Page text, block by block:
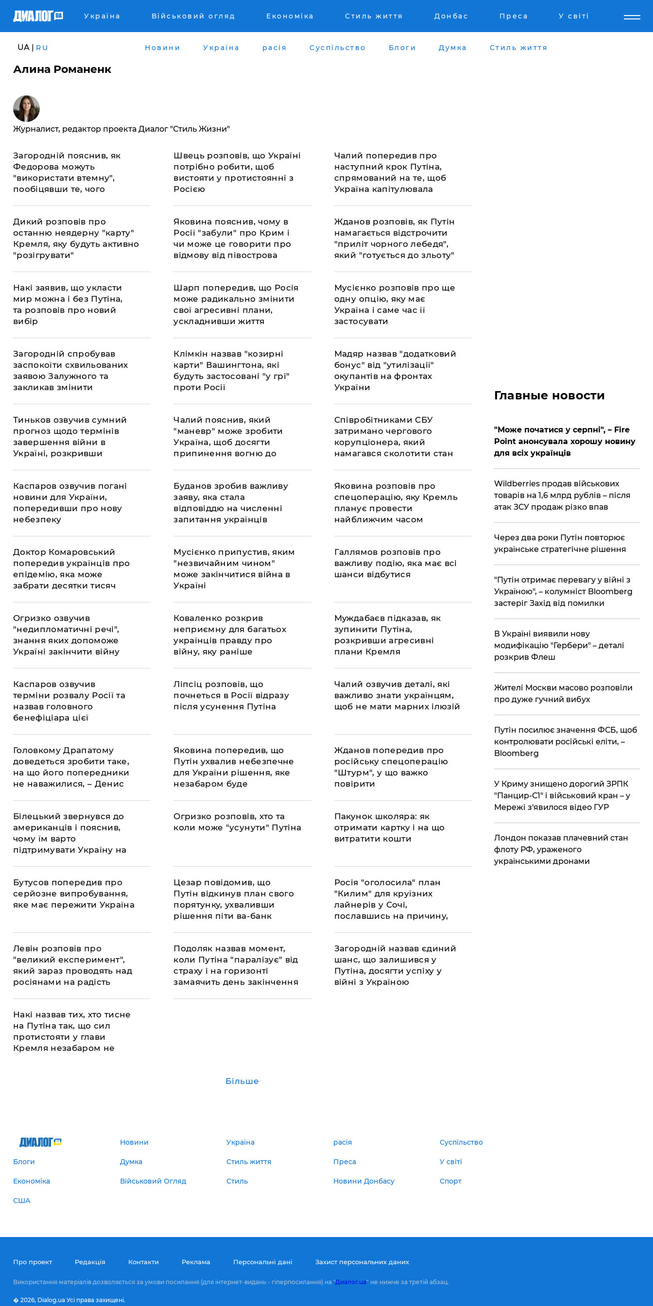
Україна Військовий огляд Економіка Стиль життя Донбас Преса У світі
UA | RU Новини Україна расія Суспільство Блоги Думка Стиль життя
Алина Романенк
Журналист, редактор проекта Диалог "Стиль Жизни"
Загородній пояснив, як
Федорова можуть
"використати втемну",
пообіцявши те, чого
Швець розповів, що Україні
потрібно робити, щоб
вистояти у протистоянні з
Росією
​Чалий попередив про
наступний крок Путіна,
спрямований на те, щоб
Україна капітулювала
​Дикий розповів про
останню неядерну "карту"
Кремля, яку будуть активно
"розігрувати"
​Яковина пояснив, чому в
Росії "забули" про Крим і
чи може це говорити про
відмову від півострова
Жданов розповів, як Путін
намагається відстрочити
"приліт чорного лебедя",
який "готується до зльоту"
Накі заявив, що укласти
мир можна і без Путіна,
та розповів про новий
вибір
​Шарп попередив, що Росія
може радикально змінити
свої агресивні плани,
ускладнивши життя
​Мусієнко розповів про ще
одну опцію, яку має
Україна і саме час її
застосувати
​Загородній спробував
заспокоїти схвильованих
заявою Залужного та
закликав змінити
​Клімкін назвав "козирні
карти" Вашингтона, які
будуть застосовані "у грі"
проти Росії
Мадяр назвав "додатковий
бонус" від "утилізації"
окупантів на фронтах
України
​Тиньков озвучив сумний
прогноз щодо термінів
завершення війни в
Україні, розкривши
​Чалий пояснив, який
"маневр" може зробити
Україна, щоб досягти
припинення вогню до
​Співробітниками СБУ
затримано чергового
корупціонера, який
намагався сколотити стан
Каспаров озвучив погані
новини для України,
попередивши про нову
небезпеку
​Буданов зробив важливу
заяву, яка стала
відповіддю на численні
запитання українців
​Яковина розповів про
спецоперацію, яку Кремль
планує провести
найближчим часом
Доктор Комаровський
попередив українців про
епідемію, яка може
забрати десятки тисяч
Мусієнко припустив, яким
"незвичайним чином"
може закінчитися війна в
Україні
Галлямов розповів про
важливу подію, яка має всі
шанси відбутися
​Огризко озвучив
"недипломатичні речі",
знання яких допоможе
Україні закінчити війну
Коваленко розкрив
неприємну для багатьох
українців правду про
війну, яку раніше
Муждабаєв підказав, як
зупинити Путіна,
розкривши агресивні
плани Кремля
Каспаров озвучив
терміни розвалу Росії та
назвав головного
бенефіціара цієї
​Ліпсіц розповів, що
почнеться в Росії відразу
після усунення Путіна
Чалий озвучив деталі, які
важливо знати українцям,
щоб не мати марних ілюзій
Головкому Драпатому
доведеться зробити таке,
на що його попередники
не наважилися, – Денис
Яковина попередив, що
Путін ухвалив небезпечне
для України рішення, яке
незабаром буде
Жданов попередив про
російську спецоперацію
"Штурм", у що важко
повірити
Білецький звернувся до
американців і пояснив,
чому їм варто
підтримувати Україну на
Огризко розповів, хто та
коли може "усунути" Путіна
Пакунок школяра: як
отримати картку і на що
витратити кошти
Бутусов попередив про
серйозне випробування,
яке має пережити Україна
​Цезар повідомив, що
Путін відкинув план свого
порятунку, ухваливши
рішення піти ва-банк
​Росія "оголосила" план
"Килим" для круїзних
лайнерів у Сочі,
пославшись на причину,
Левін розповів про
"великий експеримент",
який зараз проводять над
росіянами на радість
​Подоляк назвав момент,
коли Путіна "паралізує" від
страху і на горизонті
замаячить день закінчення
Загородній назвав єдиний
шанс, що залишився у
Путіна, досягти успіху у
війні з Україною
Накі назвав тих, хто тисне
на Путіна так, що сил
протистояти у глави
Кремля незабаром не
Більше
Главные новости
"Може початися у серпні", – Fire
Point анонсувала хорошу новину
для всіх українців
Wildberries продав військових
товарів на 1,6 млрд рублів – після
атак ЗСУ продаж різко впав
Через два роки Путін повторює
українське стратегічне рішення
"Путін отримає перевагу у війні з
Україною", – колумніст Bloomberg
застеріг Захід від помилки
В Україні виявили нову
модифікацію "Гербери" – деталі
розкрив Флеш
Жителі Москви масово розповіли
про дуже гучний вибух
Путін посилює значення ФСБ, щоб
контролювати російські еліти, –
Bloomberg
У Криму знищено дорогий ЗРПК
"Панцир-С1" і військовий кран – у
Мережі з'явилося відео ГУР
Лондон показав плачевний стан
флоту РФ, ураженого
українськими дронами
Новини Україна расія Суспільство
Блоги Думка Стиль життя Преса У світі
Економіка Військовий Огляд Стиль Новини Донбасу Спорт
США
Про проект Редакція Контакти Реклама Персональні дані Захист персональних даних
Використання матеріалів дозволяється за умови посилання (для інтернет-видань - гіперпосилання) на "Диалог.ua" не нижче за третій абзац.
� 2026, Dialog.ua Усі права захищені.